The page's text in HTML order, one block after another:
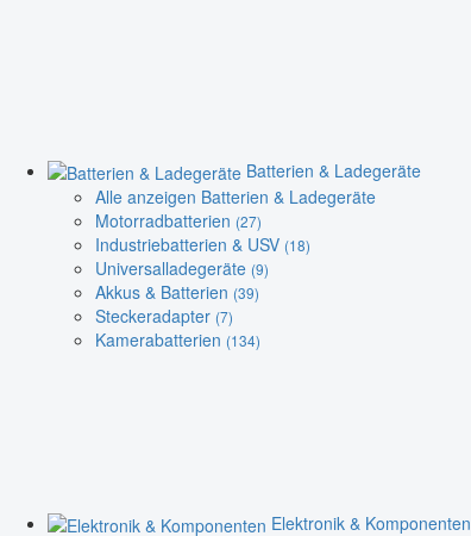
Batterien & Ladegeräte
Alle anzeigen Batterien & Ladegeräte
Motorradbatterien (27)
Industriebatterien & USV (18)
Universalladegeräte (9)
Akkus & Batterien (39)
Steckeradapter (7)
Kamerabatterien (134)
Elektronik & Komponenten